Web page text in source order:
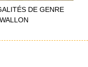
DE GENRE